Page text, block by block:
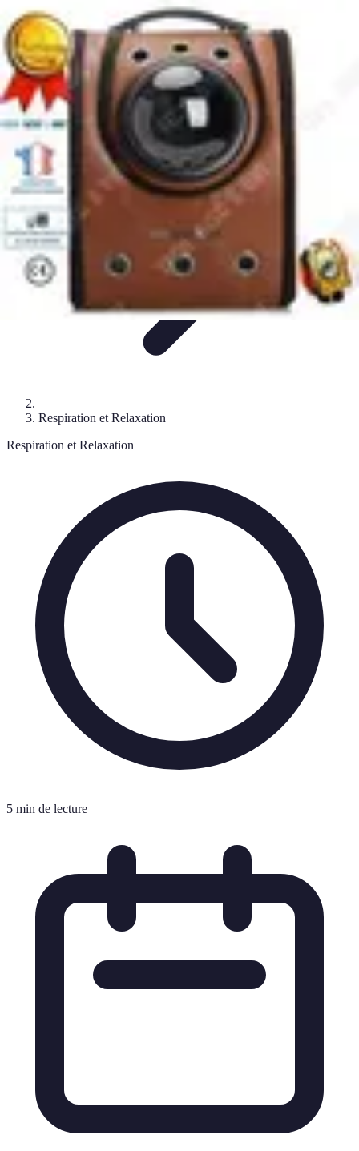
Astuces Anti Stress
Astuces NaturellesAstuces PratiquesMéditation et
RelaxationRoutines et HabitudesTechniques de Relaxation
Astuces Anti Stress
Respiration et Relaxation
Respiration et Relaxation
5 min de lecture